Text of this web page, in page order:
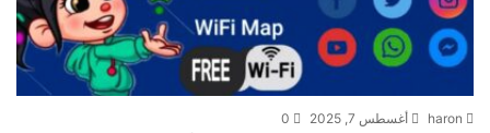
haron أغسطس 7, 2025 0